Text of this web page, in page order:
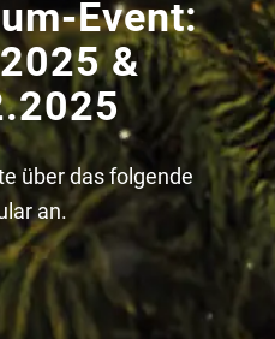
Event:
&
über das folgende
an.